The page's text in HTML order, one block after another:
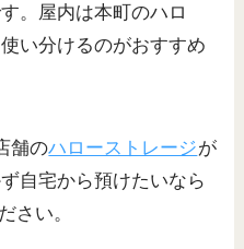
。屋内は本町のハロ
い分けるのがおすすめ
舗のハローストレージが
自宅から預けたいなら
さい。